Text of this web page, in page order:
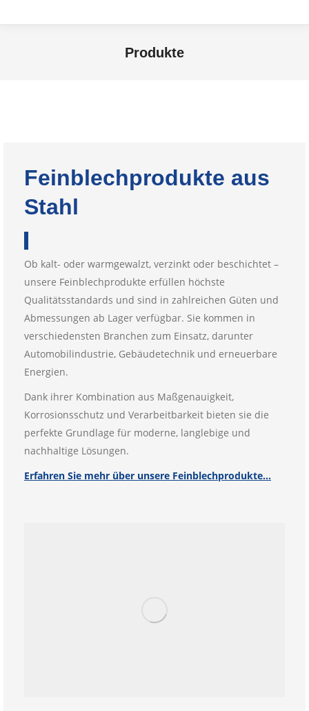
Produkte
Feinblechprodukte aus
Stahl
Ob kalt- oder warmgewalzt, verzinkt oder beschichtet –
unsere Feinblechprodukte erfüllen höchste
Qualitätsstandards und sind in zahlreichen Güten und
Abmessungen ab Lager verfügbar. Sie kommen in
verschiedensten Branchen zum Einsatz, darunter
Automobilindustrie, Gebäudetechnik und erneuerbare
Energien.
Dank ihrer Kombination aus Maßgenauigkeit,
Korrosionsschutz und Verarbeitbarkeit bieten sie die
perfekte Grundlage für moderne, langlebige und
nachhaltige Lösungen.
Erfahren Sie mehr über unsere Feinblechprodukte…